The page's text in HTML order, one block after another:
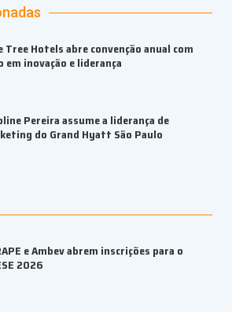
Tree Hotels abre convenção anual com
em inovação e liderança
Pereira assume a liderança de
do Grand Hyatt São Paulo
e Ambev abrem inscrições para o
2026